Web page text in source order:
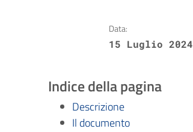
Data:
15 Luglio 2024
Indice della pagina
Descrizione
Il documento